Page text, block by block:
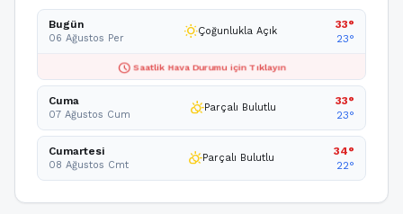
Bugün
06 Ağustos Per wb_sunnyÇoğunlukla Açık
33°
23°
schedule Saatlik Hava Durumu için Tıklayın
Cuma
07 Ağustos Cum partly_cloudy_dayParçalı Bulutlu
33°
23°
Cumartesi
08 Ağustos Cmt partly_cloudy_dayParçalı Bulutlu
34°
22°